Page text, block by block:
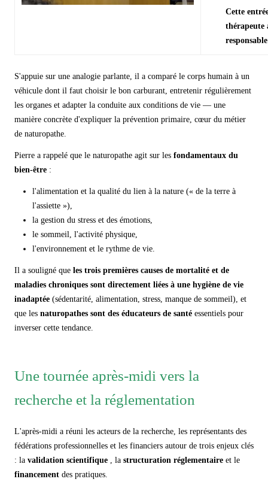
Cette
thérapeute
S'appuie sur une analogie parlante, il a comparé le corps humain à un
véhicule dont il faut choisir le bon carburant, entretenir régulièrement
les organes et adapter la conduite aux conditions de vie — une
manière concrète d'expliquer la prévention primaire, cœur du métier
de naturopathe.
Pierre a rappelé que le naturopathe agit sur les fondamentaux du
bien-être :
l'alimentation et la qualité du lien à la nature (« de la terre à
l'assiette »),
la gestion du stress et des émotions,
le sommeil, l'activité physique,
l'environnement et le rythme de vie.
Il a souligné que les trois premières causes de mortalité et de
maladies chroniques sont directement liées à une hygiène de vie
inadaptée (sédentarité, alimentation, stress, manque de sommeil), et
que les naturopathes sont des éducateurs de santé essentiels pour
inverser cette tendance.
Une tournée après-midi vers la
recherche et la réglementation
L'après-midi a réuni les acteurs de la recherche, les représentants des
fédérations professionnelles et les financiers autour de trois enjeux clés
: la validation scientifique , la structuration réglementaire et le
financement des pratiques.